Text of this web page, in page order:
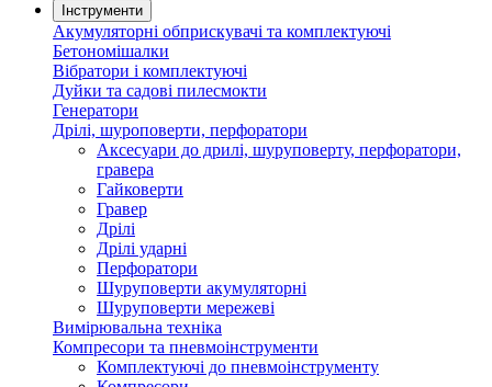
Інструменти
Акумуляторні обприскувачі та комплектуючі
Бетономішалки
Вібратори і комплектуючі
Дуйки та садові пилесмокти
Генератори
Дрілі, шуроповерти, перфоратори
Аксесуари до дрилі, шуруповерту, перфоратори,
гравера
Гайковерти
Гравер
Дрілі
Дрілі ударні
Перфоратори
Шуруповерти акумуляторні
Шуруповерти мережеві
Вимірювальна техніка
Компресори та пневмоінструменти
Комплектуючі до пневмоінструменту